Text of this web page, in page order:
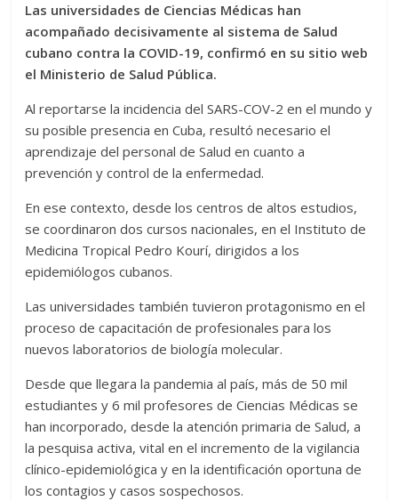
Las universidades de Ciencias Médicas han
acompañado decisivamente al sistema de Salud
cubano contra la COVID-19, confirmó en su sitio web
el Ministerio de Salud Pública.
Al reportarse la incidencia del SARS-COV-2 en el mundo y
su posible presencia en Cuba, resultó necesario el
aprendizaje del personal de Salud en cuanto a
prevención y control de la enfermedad.
En ese contexto, desde los centros de altos estudios,
se coordinaron dos cursos nacionales, en el Instituto de
Medicina Tropical Pedro Kourí, dirigidos a los
epidemiólogos cubanos.
Las universidades también tuvieron protagonismo en el
proceso de capacitación de profesionales para los
nuevos laboratorios de biología molecular.
Desde que llegara la pandemia al país, más de 50 mil
estudiantes y 6 mil profesores de Ciencias Médicas se
han incorporado, desde la atención primaria de Salud, a
la pesquisa activa, vital en el incremento de la vigilancia
clínico-epidemiológica y en la identificación oportuna de
los contagios y casos sospechosos.